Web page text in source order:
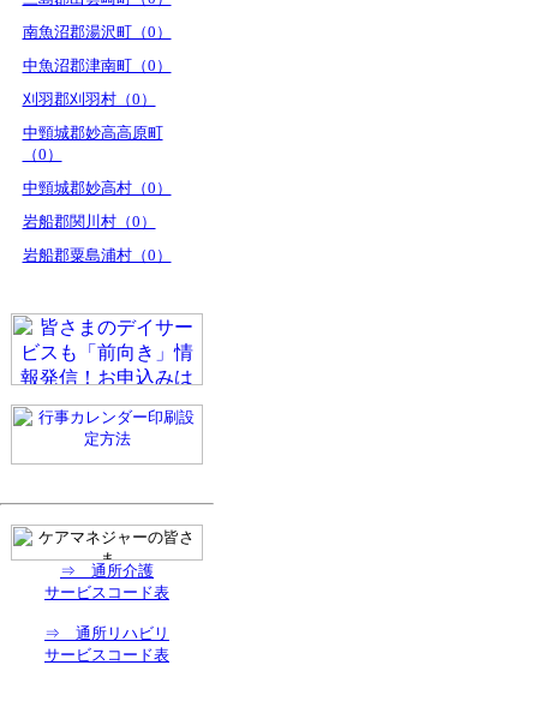
南魚沼郡湯沢町（0）
中魚沼郡津南町（0）
刈羽郡刈羽村（0）
中頸城郡妙高高原町
（0）
中頸城郡妙高村（0）
岩船郡関川村（0）
岩船郡粟島浦村（0）
⇒ 通所介護
サービスコード表
⇒ 通所リハビリ
サービスコード表